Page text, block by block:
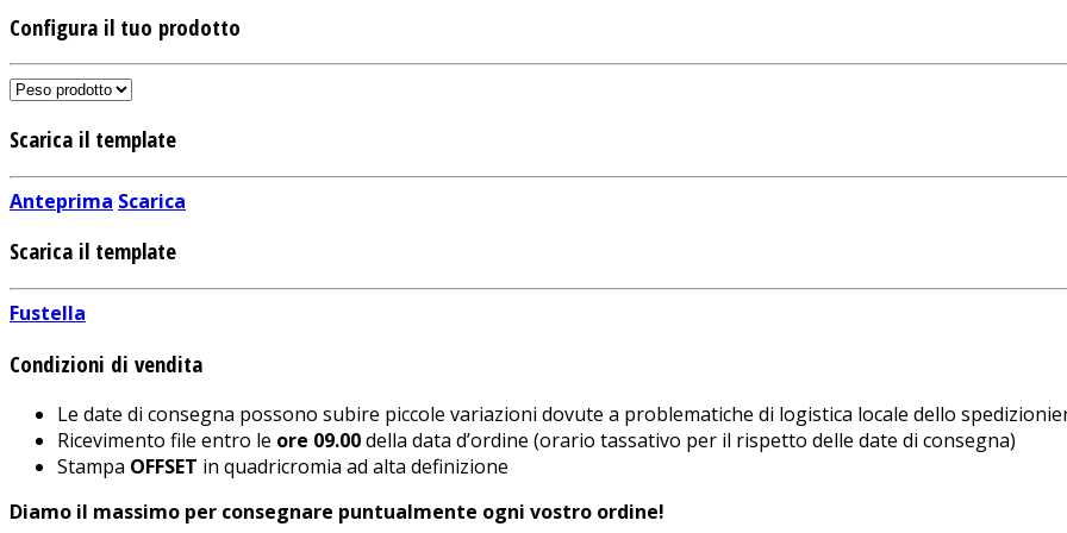
Configura il tuo prodotto
Scarica il template
Anteprima Scarica
Scarica il template
Fustella
Condizioni di vendita
Le date di consegna possono subire piccole variazioni dovute a problematiche di logistica locale dello
Ricevimento file entro le ore 09.00della data d’ordine (orario tassativo per il rispetto delle date di consegna)
Stampa OFFSET in quadricromia ad alta definizione
Diamo il massimo per consegnare puntualmente ogni vostro ordine!